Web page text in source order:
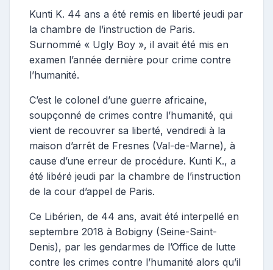
Kunti K. 44 ans a été remis en liberté jeudi par
la chambre de l’instruction de Paris.
Surnommé « Ugly Boy », il avait été mis en
examen l’année dernière pour crime contre
l’humanité.
C’est le colonel d’une guerre africaine,
soupçonné de crimes contre l’humanité, qui
vient de recouvrer sa liberté, vendredi à la
maison d’arrêt de Fresnes (Val-de-Marne), à
cause d’une erreur de procédure. Kunti K., a
été libéré jeudi par la chambre de l’instruction
de la cour d’appel de Paris.
Ce Libérien, de 44 ans, avait été interpellé en
septembre 2018 à Bobigny (Seine-Saint-
Denis), par les gendarmes de l’Office de lutte
contre les crimes contre l’humanité alors qu’il